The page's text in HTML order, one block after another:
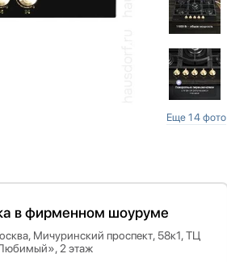
Еще 14 фото
в фирменном шоуруме
Мичуринский проспект, 58к1, ТЦ
2 этаж